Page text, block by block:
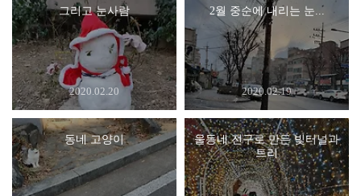
그리고 눈사람
2020.02.20
2월 중순에 내리는 눈...
2020.02.19
동네 고양이
울동네 전구로 만든 빛터널과
트리